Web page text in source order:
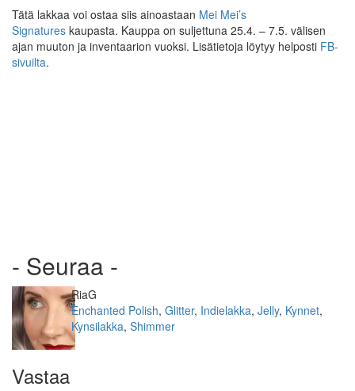
Tätä lakkaa voi ostaa siis ainoastaan Mei Mei’s
Signatures kaupasta. Kauppa on suljettuna 25.4. – 7.5. välisen
ajan muuton ja inventaarion vuoksi. Lisätietoja löytyy helposti FB-
sivuilta.
- Seuraa -
Kirjoittaja
RiaG
Kategoriat
Enchanted Polish, Glitter, Indielakka, Jelly, Kynnet,
Kynsilakka, Shimmer
Vastaa